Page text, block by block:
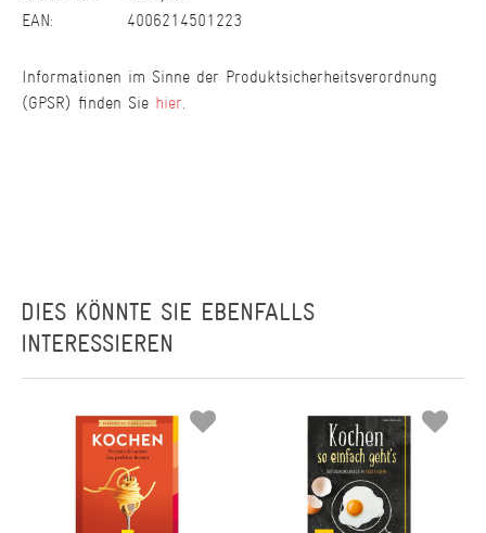
EAN:
4006214501223
Informationen im Sinne der Produktsicherheitsverordnung
(GPSR) finden Sie hier.
DIES KÖNNTE SIE EBENFALLS
INTERESSIEREN